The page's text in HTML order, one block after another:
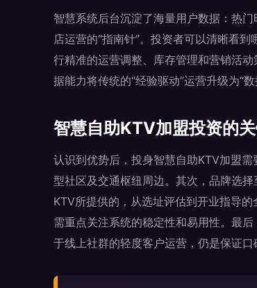
智慧系统后台沉淀了海量用户数据：热
店运营的“指南针”。投资者可以清晰看
行精准的运营调整、库存管理和营销活
据能力将传统的“经验驱动”运营升级为“
智慧自助KTV加盟投资的
认识到优势后，投身智慧自助KTV加盟
型社区及交通枢纽周边。其次，品牌选
KTV所提供的，从选址评估到开业指导
需重点关注系统的稳定性和易用性。最
于线上社群的轻度客户运营，仍是保证口